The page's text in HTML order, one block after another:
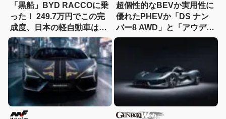
「黒船」BYD RACCOに乗
った！ 249.7万円でこの完
成度、日本の軽自動車は大
丈夫か？
超個性的なBEVか実用性に
優れたPHEVか「DS ナン
バー8 AWD」と「アウディ
A5 eハイブリッド」を比較